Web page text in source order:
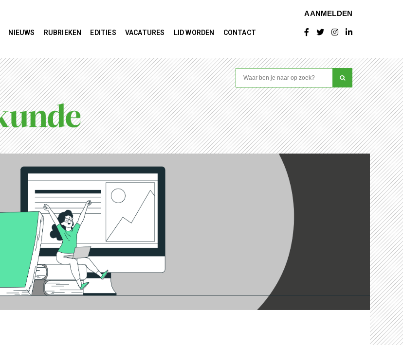
NIEUWS RUBRIEKEN EDITIES VACATURES LID WORDEN CONTACT
AANMELDEN